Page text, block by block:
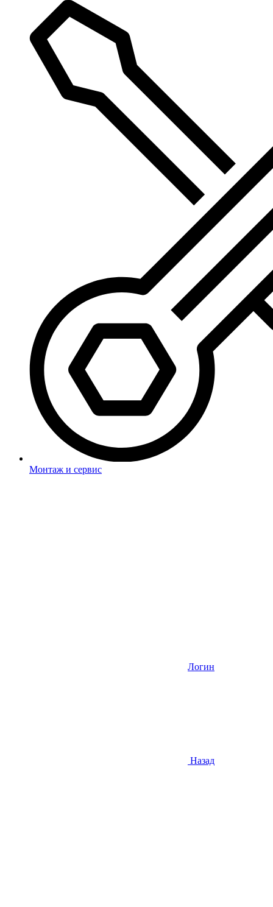
Монтаж и сервис
Логин
Назад